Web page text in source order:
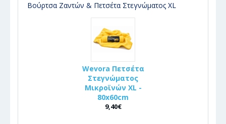
Βούρτσα Ζαντών & Πετσέτα Στεγνώματος XL
Wevora Πετσέτα
Στεγνώματος
Μικροϊνών XL -
80x60cm
9,40€